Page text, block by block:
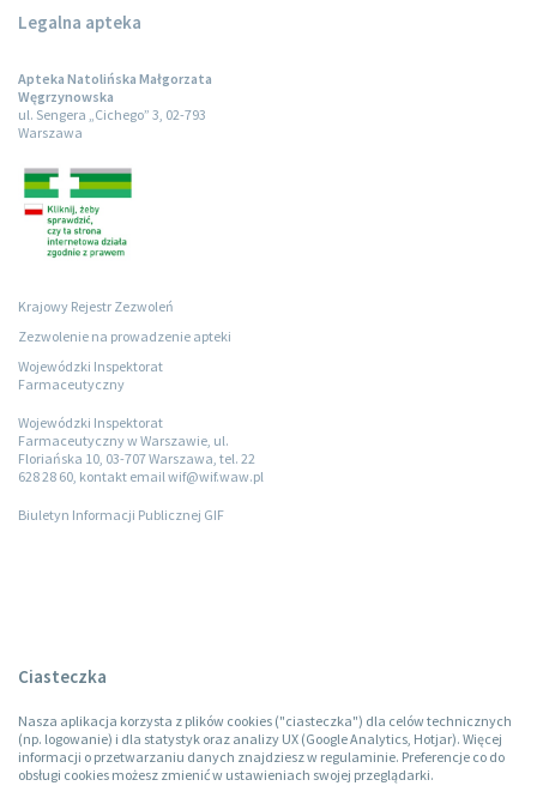
Legalna apteka
Apteka Natolińska Małgorzata
Węgrzynowska
ul. Sengera „Cichego” 3, 02-793
Warszawa
Krajowy Rejestr Zezwoleń
Zezwolenie na prowadzenie apteki
Wojewódzki Inspektorat
Farmaceutyczny
Wojewódzki Inspektorat
Farmaceutyczny w Warszawie, ul.
Floriańska 10, 03-707 Warszawa, tel. 22
628 28 60, kontakt email wif@wif.waw.pl
Biuletyn Informacji Publicznej GIF
Ciasteczka
Nasza aplikacja korzysta z plików cookies ("ciasteczka") dla celów technicznych
(np. logowanie) i dla statystyk oraz analizy UX (Google Analytics, Hotjar). Więcej
informacji o przetwarzaniu danych znajdziesz w regulaminie. Preferencje co do
obsługi cookies możesz zmienić w ustawieniach swojej przeglądarki.